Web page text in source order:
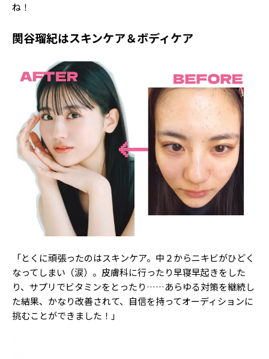
FORTUNE
MISS SEVENTEEN
MAGAZINE
バックナンバー
INFORMATION
Seventeenについて
Follow us
ST member
新規会員登録・ログイン
ね！
関谷瑠紀はスキンケア＆ボディケア
「とくに頑張ったのはスキンケア。中２からニキビがひどく
なってしまい（涙）。皮膚科に行ったり早寝早起きをした
り、サプリでビタミンをとったり……あらゆる対策を継続し
た結果、かなり改善されて、自信を持ってオーディションに
挑むことができました！」